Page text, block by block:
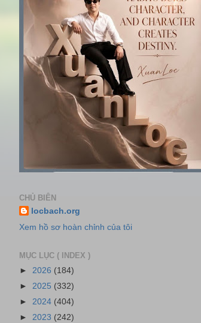
CHỦ BIÊN
locbach.org
Xem hồ sơ hoàn chỉnh của tôi
MỤC LỤC ( INDEX )
► 2026 (184)
► 2025 (332)
► 2024 (404)
► 2023 (242)